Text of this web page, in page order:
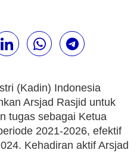
(Kadin) Indonesia
Arsjad Rasjid untuk
tugas sebagai Ketua
2021-2026, efektif
Kehadiran aktif Arsjad